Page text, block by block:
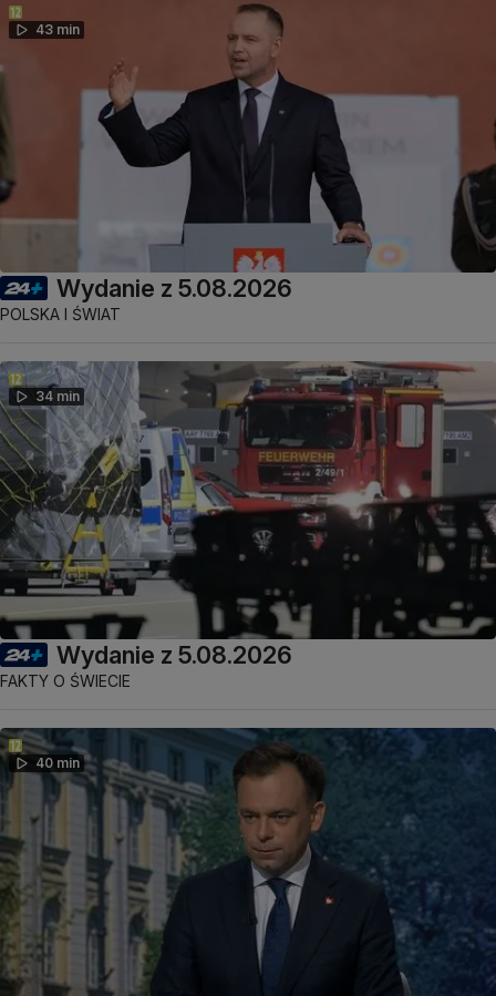
43 min
Wydanie z 5.08.2026
POLSKA I ŚWIAT
34 min
Wydanie z 5.08.2026
FAKTY O ŚWIECIE
40 min